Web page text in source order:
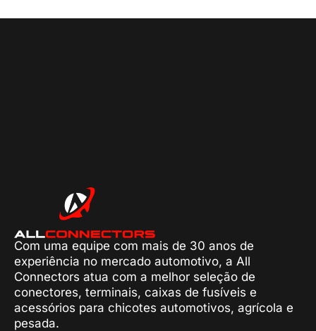
Com uma equipe com mais de 30 anos de
experiência no mercado automotivo, a All
Connectors atua com a melhor seleção de
conectores, terminais, caixas de fusíveis e
acessórios para chicotes automotivos, agrícola e
pesada.